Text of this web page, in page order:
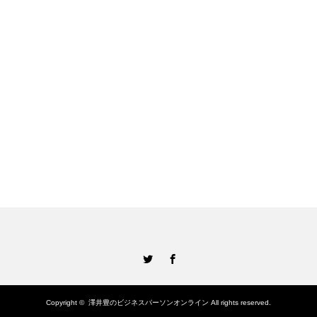
Copyright © 澤井豊のビジネスパーソンオンライン All rights reserved.